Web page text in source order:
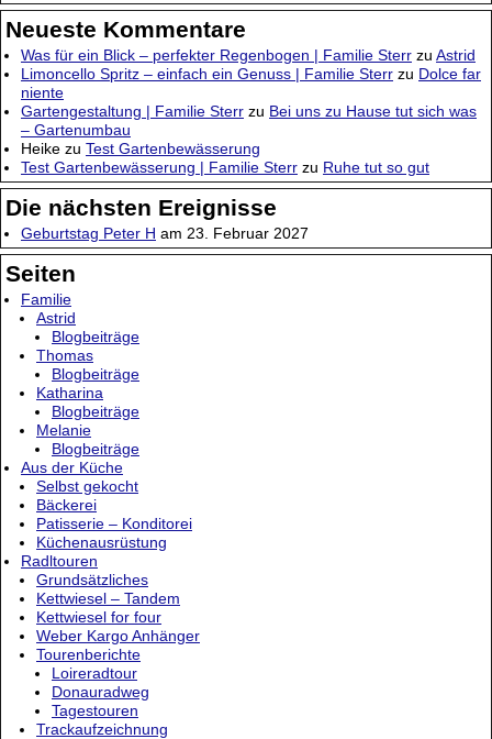
Neueste Kommentare
Was für ein Blick – perfekter Regenbogen | Familie Sterr zu Astrid
Limoncello Spritz – einfach ein Genuss | Familie Sterr zu Dolce far
niente
Gartengestaltung | Familie Sterr zu Bei uns zu Hause tut sich was
– Gartenumbau
Heike zu Test Gartenbewässerung
Test Gartenbewässerung | Familie Sterr zu Ruhe tut so gut
Die nächsten Ereignisse
Geburtstag Peter H am 23. Februar 2027
Seiten
Familie
Astrid
Blogbeiträge
Thomas
Blogbeiträge
Katharina
Blogbeiträge
Melanie
Blogbeiträge
Aus der Küche
Selbst gekocht
Bäckerei
Patisserie – Konditorei
Küchenausrüstung
Radltouren
Grundsätzliches
Kettwiesel – Tandem
Kettwiesel for four
Weber Kargo Anhänger
Tourenberichte
Loireradtour
Donauradweg
Tagestouren
Trackaufzeichnung